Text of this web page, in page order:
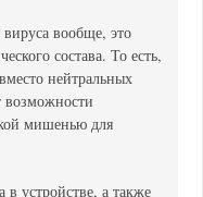
вообще, это
состава. То есть,
нейтральных
возможности
мишенью для
в устройстве, а также